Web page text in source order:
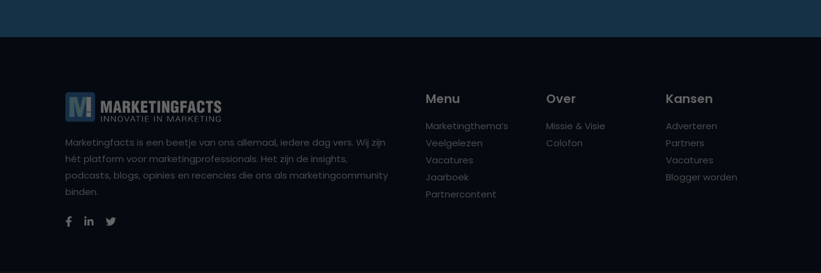
Marketingfacts is een beetje van ons allemaal, iedere dag vers. Wij zijn
hét platform voor marketingprofessionals. Het zijn de insights,
podcasts, blogs, opinies en recencies die ons als marketingcommunity
binden.
Menu
Marketingthema’s
Veelgelezen
Vacatures
Jaarboek
Partnercontent
Over
Missie & Visie
Colofon
Kansen
Adverteren
Partners
Vacatures
Blogger worden